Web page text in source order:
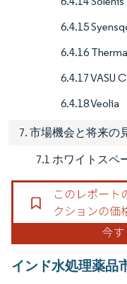
6.4.15
6.4.16
6.4.17 VASU
6.4.18 Veolia
7. 市場機会と将来の
7.1 ホワイトスペ
インド水処理薬品